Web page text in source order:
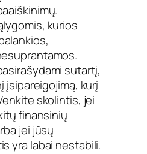
kurios
sutartį,
įsipareigojimą, kurį
skolintis, jei
finansinių
jei jūsų
yra labai nestabili.